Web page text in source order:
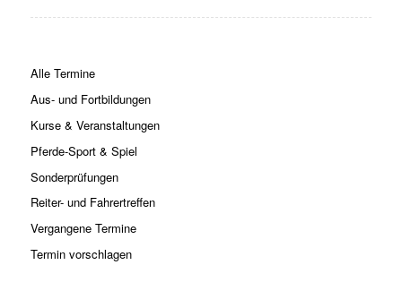
Alle Termine
Aus- und Fortbildungen
Kurse & Veranstaltungen
Pferde-Sport & Spiel
Sonderprüfungen
Reiter- und Fahrertreffen
Vergangene Termine
Termin vorschlagen